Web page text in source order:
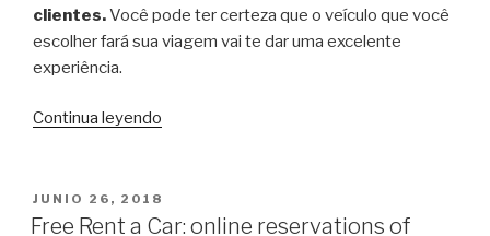
clientes.Você pode ter certeza que o veículo que você
escolher fará sua viagem vai te dar uma excelente
experiência.
Continua leyendo
Chile:
POSTED
ON
JUNIO 26, 2018
Free Rent a Car: online reservations of